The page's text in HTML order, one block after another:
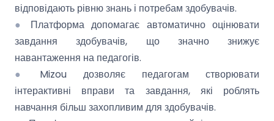
відповідають рівню знань і потребам здобувачів.
● Платформа допомагає автоматично оцінювати
завдання здобувачів, що значно знижує
навантаження на педагогів.
● Mizou дозволяє педагогам створювати
інтерактивні вправи та завдання, які роблять
навчання більш захопливим для здобувачів.